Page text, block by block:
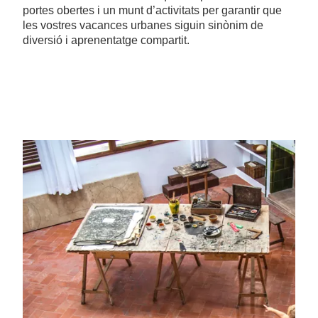
portes obertes i un munt d’activitats per garantir que
les vostres vacances urbanes siguin sinònim de
diversió i aprenentatge compartit.